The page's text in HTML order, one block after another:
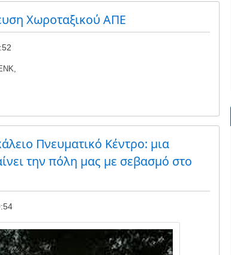
Χωροταξικού ΑΠΕ
Πνευματικό Κέντρο: μια
την πόλη μας με σεβασμό στο